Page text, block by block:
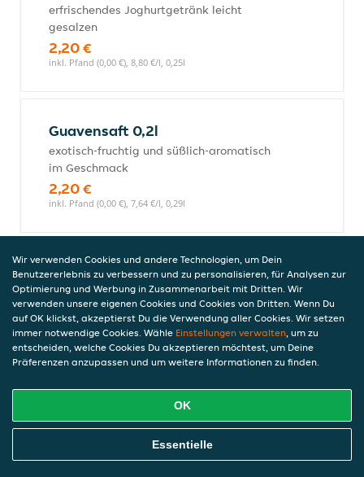
erfrischendes Joghurtgetränk leicht
gesalzen
2,20 €
inkl. Pfand (0,00 €), 8,80 €/l, 0,25l
Guavensaft 0,2l
exotisch-fruchtig und süßlich-aromatisch
im Geschmack
2,20 €
inkl. Pfand (0,00 €), 7,64 €/l, 0,29l
Litschisaft 0,2l
exotisch-süß und aromatisch im
Geschmack
2,20 €
inkl. Pfand (0,00 €), 7,64 €/l, 0,29l
Alkoholische Getränke
Online Essen Bestellen
Wir verwenden Cookies und andere Technologien, um Dein
Benutzererlebnis zu verbessern und zu personalisieren, für Analysen zur
Optimierung und Werbung in Zusammenarbeit mit Dritten. Wir
verwenden unsere eigenen Cookies und Cookies von Dritten. Wenn Du
auf OK klickst, akzeptierst Du die Verwendung aller Cookies. Wir setzen
immer notwendige Cookies. Wähle Einstellungen verwalten, um zu
entscheiden, welche Cookies Du akzeptieren möchtest, um Deine
Präferenzen anzupassen und um weitere Informationen zu finden.
OK
Essentielle